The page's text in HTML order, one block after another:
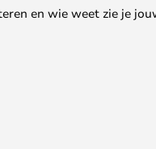
en wie weet zie je